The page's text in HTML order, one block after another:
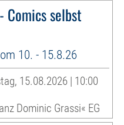
Comics selbst
10. - 15.8.26
15.08.2026 | 10:00
Dominic Grassi« EG